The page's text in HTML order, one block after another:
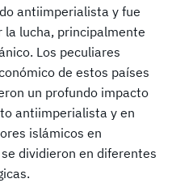
antiimperialista y fue
la lucha, principalmente
Los peculiares
de estos países
un profundo impacto
antiimperialista y en
islámicos en
dividieron en diferentes